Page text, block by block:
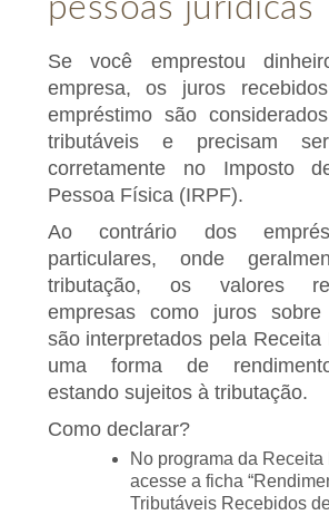
pessoas jurídicas
Se você emprestou
empresa, os juros
empréstimo são
tributáveis e precisam
corretamente no Imposto
Pessoa Física (IRPF).
Ao contrário dos
particulares, onde
tributação, os valores
empresas como juros sobre
são interpretados pela Receita
uma forma de
estando sujeitos à tributação.
Como declarar?
No programa da Receita
acesse a ficha
Tributáveis Recebidos